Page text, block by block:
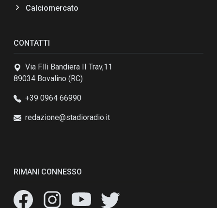
Calciomercato
CONTATTI
Via F.lli Bandiera II Trav,11
89034 Bovalino (RC)
+39 0964 66990
redazione@stadioradio.it
RIMANI CONNESSO